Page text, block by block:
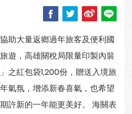
助大量返鄉過年旅客及便利國
遊，高雄關稅局限量印製內裝
之紅包袋1,200份，贈送入境旅
氣氛，增添新春喜氣，也希望
許新的一年能更美好。 海關表